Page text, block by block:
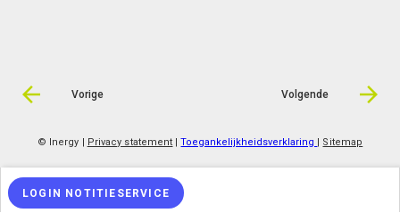
Vorige Volgende
© Inergy | Privacy statement |Toegankelijkheidsverklaring | Sitemap
LOGIN NOTITIESERVICE